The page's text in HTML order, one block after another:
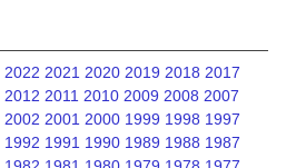
2022 2021 2020 2019 2018 2017
2012 2011 2010 2009 2008 2007
2002 2001 2000 1999 1998 1997
1992 1991 1990 1989 1988 1987